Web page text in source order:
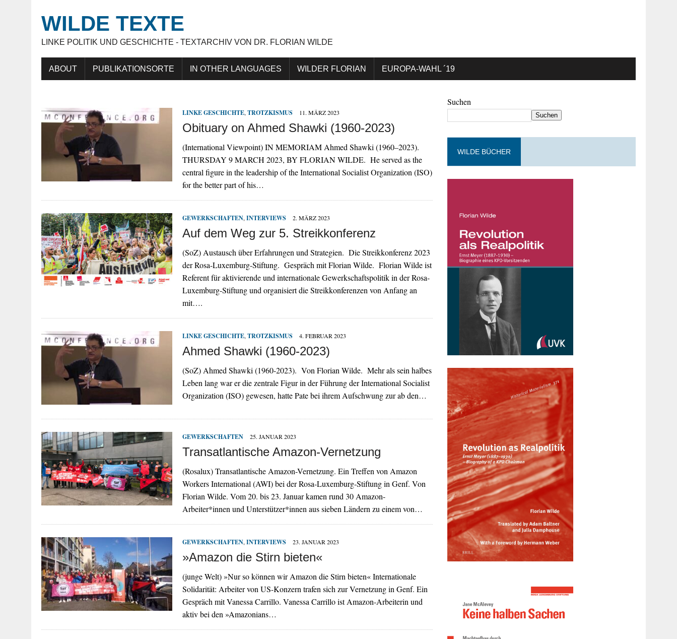
WILDE TEXTE
LINKE POLITIK UND GESCHICHTE - TEXTARCHIV VON DR. FLORIAN WILDE
ABOUT PUBLIKATIONSORTE IN OTHER LANGUAGES WILDER FLORIAN EUROPA-WAHL ´19
LINKE GESCHICHTE, TROTZKISMUS 11. MÄRZ 2023
Obituary on Ahmed Shawki (1960-2023)
(International Viewpoint) IN MEMORIAM Ahmed Shawki (1960–2023).
THURSDAY 9 MARCH 2023, BY FLORIAN WILDE. He served as the
central figure in the leadership of the International Socialist Organization (ISO)
for the better part of his…
GEWERKSCHAFTEN, INTERVIEWS 2. MÄRZ 2023
Auf dem Weg zur 5. Streikkonferenz
(SoZ) Austausch über Erfahrungen und Strategien. Die Streikkonferenz 2023
der Rosa-Luxemburg-Stiftung. Gespräch mit Florian Wilde. Florian Wilde ist
Referent für aktivierende und internationale Gewerkschaftspolitik in der Rosa-
Luxemburg-Stiftung und organisiert die Streikkonferenzen von Anfang an
mit….
LINKE GESCHICHTE, TROTZKISMUS 4. FEBRUAR 2023
Ahmed Shawki (1960-2023)
(SoZ) Ahmed Shawki (1960-2023). Von Florian Wilde. Mehr als sein halbes
Leben lang war er die zentrale Figur in der Führung der International Socialist
Organization (ISO) gewesen, hatte Pate bei ihrem Aufschwung zur ab den…
GEWERKSCHAFTEN 25. JANUAR 2023
Transatlantische Amazon-Vernetzung
(Rosalux) Transatlantische Amazon-Vernetzung. Ein Treffen von Amazon
Workers International (AWI) bei der Rosa-Luxemburg-Stiftung in Genf. Von
Florian Wilde. Vom 20. bis 23. Januar kamen rund 30 Amazon-
Arbeiter*innen und Unterstützer*innen aus sieben Ländern zu einem von…
GEWERKSCHAFTEN, INTERVIEWS 23. JANUAR 2023
»Amazon die Stirn bieten«
(junge Welt) »Nur so können wir Amazon die Stirn bieten« Internationale
Solidarität: Arbeiter von US-Konzern trafen sich zur Vernetzung in Genf. Ein
Gespräch mit Vanessa Carrillo. Vanessa Carrillo ist Amazon-Arbeiterin und
aktiv bei den »Amazonians…
Suchen
Suchen
WILDE BÜCHER